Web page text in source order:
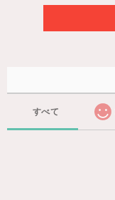
すべて